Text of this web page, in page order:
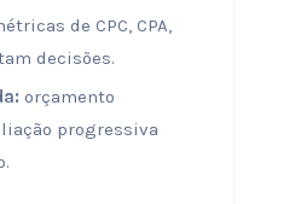
de CPC, CPA,
decisões.
orçamento
progressiva